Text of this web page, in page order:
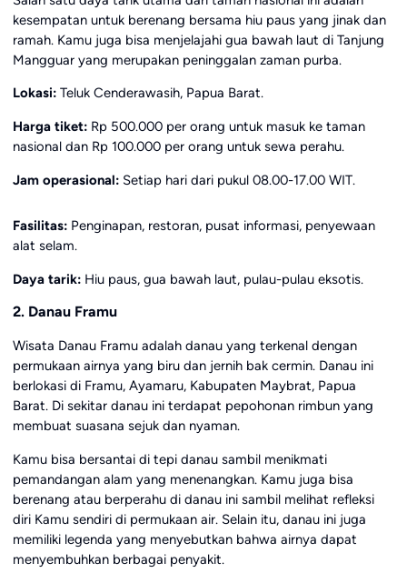
kesempatan untuk berenang bersama hiu paus yang jinak dan
ramah. Kamu juga bisa menjelajahi gua bawah laut di Tanjung
Mangguar yang merupakan peninggalan zaman purba.
Lokasi:Teluk Cenderawasih, Papua Barat.
Harga tiket:Rp 500.000 per orang untuk masuk ke taman
nasional dan Rp 100.000 per orang untuk sewa perahu.
Jam operasional:Setiap hari dari pukul 08.00-17.00 WIT.
Fasilitas:Penginapan, restoran, pusat informasi, penyewaan
alat selam.
Daya tarik:Hiu paus, gua bawah laut, pulau-pulau eksotis.
2. Danau Framu
Wisata Danau Framu adalah danau yang terkenal dengan
permukaan airnya yang biru dan jernih bak cermin. Danau ini
berlokasi di Framu, Ayamaru, Kabupaten Maybrat, Papua
Barat. Di sekitar danau ini terdapat pepohonan rimbun yang
membuat suasana sejuk dan nyaman.
Kamu bisa bersantai di tepi danau sambil menikmati
pemandangan alam yang menenangkan. Kamu juga bisa
berenang atau berperahu di danau ini sambil melihat refleksi
diri Kamu sendiri di permukaan air. Selain itu, danau ini juga
memiliki legenda yang menyebutkan bahwa airnya dapat
menyembuhkan berbagai penyakit.